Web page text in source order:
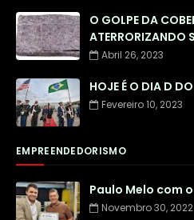
O GOLPE DA
ATERRORIZANDO
Abril 26, 2023
HOJE É O DIA D
Fevereiro 10, 2023
EMPREENDEDORISMO
Paulo Melo com
Novembro 30, 2022